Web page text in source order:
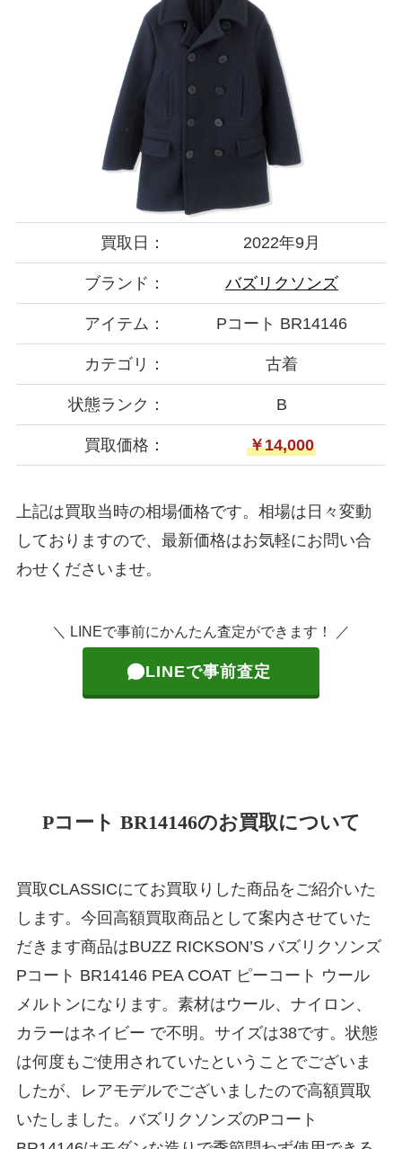
買取日： 2022年9月
ブランド： バズリクソンズ
アイテム： Pコート BR14146
カテゴリ： 古着
状態ランク： B
買取価格： ￥14,000
上記は買取当時の相場価格です。相場は日々変動
しておりますので、最新価格はお気軽にお問い合
わせくださいませ。
＼ LINEで事前にかんたん査定ができます！ ／
LINEで事前査定
Pコート BR14146のお買取について
買取CLASSICにてお買取りした商品をご紹介いた
します。今回高額買取商品として案内させていた
だきます商品はBUZZ RICKSON’S バズリクソンズ
Pコート BR14146 PEA COAT ピーコート ウール
メルトンになります。素材はウール、ナイロン、
カラーはネイビー で不明。サイズは38です。状態
は何度もご使用されていたということでございま
したが、レアモデルでございましたので高額買取
いたしました。バズリクソンズのPコート